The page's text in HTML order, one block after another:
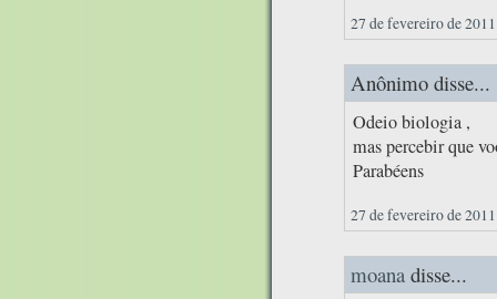
27 de fevereiro de
Anônimo disse...
Odeio biologia ,
mas percebir que
Parabéens
27 de fevereiro de
moana disse...